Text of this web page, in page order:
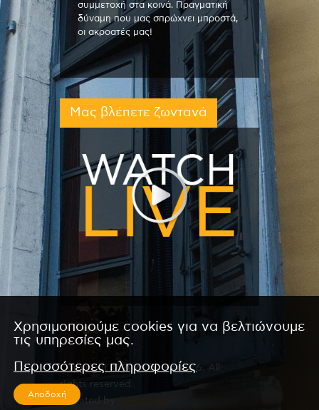
συμμετοχή στα κοινά. Πραγματική
δύναμη που μας σπρώχνει μπροστά,
οι ακροατές μας!
Μας βλέπετε ζωντανά
Copyright © 2026 by Kanali 6. All
rights reserved.
CReated by CReatures.
Χρησιμοποιούμε cookies για να βελτιώνουμε
τις υπηρεσίες μας.
Περισσότερες πληροφορίες
Αποδοχή